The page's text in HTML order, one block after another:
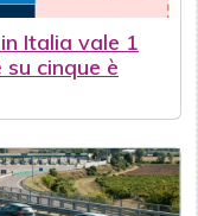
Italia vale 1
cinque è